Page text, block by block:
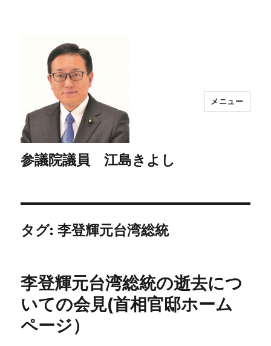
参議院議員 江島きよし
メニュー
タグ:李登輝元台湾総統
李登輝元台湾総統の逝去につ
いての会見(首相官邸ホーム
ページ）